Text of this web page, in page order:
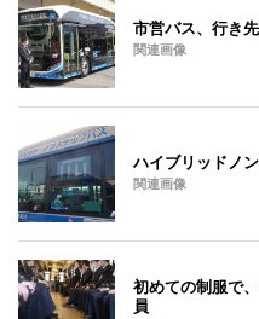
市営バス、行き
関連画像
ハイブリッドノ
関連画像
初めての制服で
員